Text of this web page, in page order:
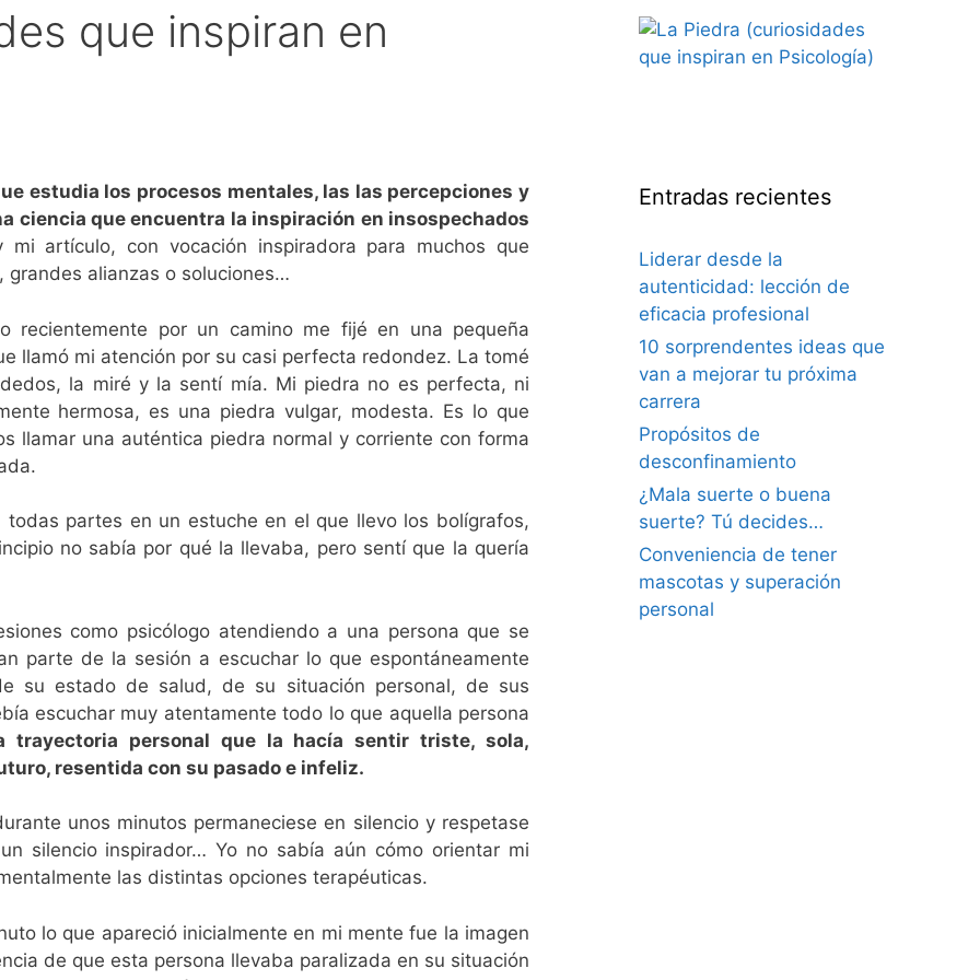
que inspiran en
estudia los procesos mentales, las las percepciones y
ciencia que encuentra la inspiración en insospechados
mi artículo, con vocación inspiradora para muchos que
grandes alianzas o soluciones…
recientemente por un camino me fijé en una pequeña
llamó mi atención por su casi perfecta redondez. La tomé
la miré y la sentí mía. Mi piedra no es perfecta, ni
hermosa, es una piedra vulgar, modesta. Es lo que
llamar una auténtica piedra normal y corriente con forma
partes en un estuche en el que llevo los bolígrafos,
no sabía por qué la llevaba, pero sentí que la quería
como psicólogo atendiendo a una persona que se
parte de la sesión a escuchar lo que espontáneamente
su estado de salud, de su situación personal, de sus
escuchar muy atentamente todo lo que aquella persona
trayectoria personal que la hacía sentir triste, sola,
resentida con su pasado e infeliz.
unos minutos permaneciese en silencio y respetase
silencio inspirador… Yo no sabía aún cómo orientar mi
las distintas opciones terapéuticas.
lo que apareció inicialmente en mi mente fue la imagen
de que esta persona llevaba paralizada en su situación
Entradas recientes
Liderar desde la
autenticidad: lección de
eficacia profesional
10 sorprendentes ideas que
van a mejorar tu próxima
carrera
Propósitos de
desconfinamiento
¿Mala suerte o buena
suerte? Tú decides…
Conveniencia de tener
mascotas y superación
personal